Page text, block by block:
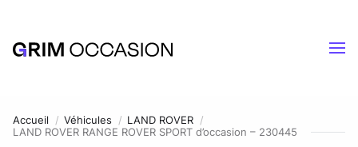
Accueil Véhicules
LAND ROVER
LAND ROVER RANGE ROVER SPORT d’occasion – 230445